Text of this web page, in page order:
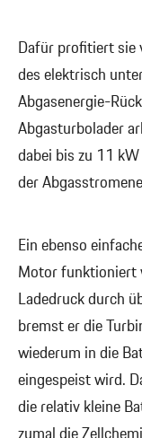
Dafür profitiert sie
des elektrisch
Abgasenergie-
Abgasturbolader
dabei bis zu 11
der
Ein ebenso
Motor funktioniert
Ladedruck durch
bremst er die
wiederum in die
eingespeist wird.
die relativ kleine